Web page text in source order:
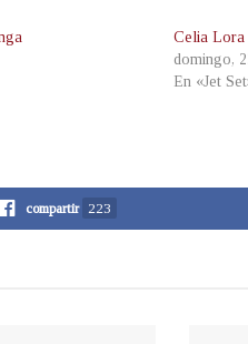
Celia Lora
domingo,
En «Jet
compartir 223